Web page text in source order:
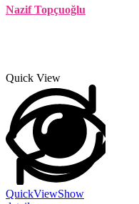
Nazif Topçuoğlu
Quick View
QuickViewShow